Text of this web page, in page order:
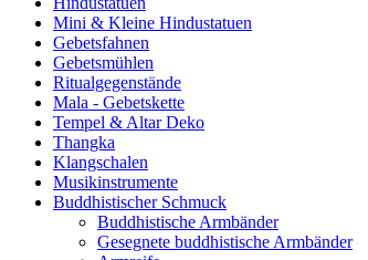
Mini & Kleine Hindustatuen
Gebetsfahnen
Gebetsmühlen
Ritualgegenstände
Mala - Gebetskette
Tempel & Altar Deko
Thangka
Klangschalen
Musikinstrumente
Buddhistischer Schmuck
Buddhistische Armbänder
Gesegnete buddhistische Armbänder